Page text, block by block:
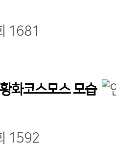
1681
화코스모스 모습
1592